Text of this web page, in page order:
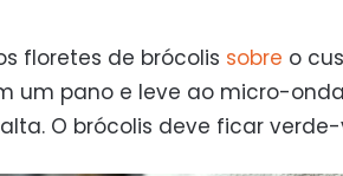
floretes de brócolis sobre o
um pano e leve ao micro-
O brócolis deve ficar